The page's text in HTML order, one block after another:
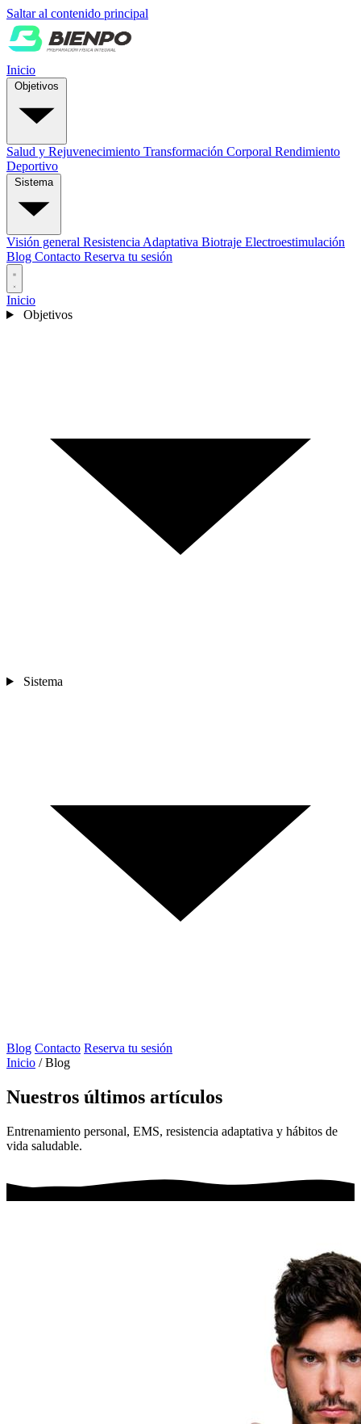
Saltar al contenido principal
Inicio
Objetivos
Salud y Rejuvenecimiento Transformación Corporal Rendimiento
Deportivo
Sistema
Visión general Resistencia Adaptativa Biotraje Electroestimulación
Blog Contacto Reserva tu sesión
Inicio
Objetivos
Sistema
Blog Contacto Reserva tu sesión
Inicio / Blog
Nuestros últimos artículos
Entrenamiento personal, EMS, resistencia adaptativa y hábitos de
vida saludable.